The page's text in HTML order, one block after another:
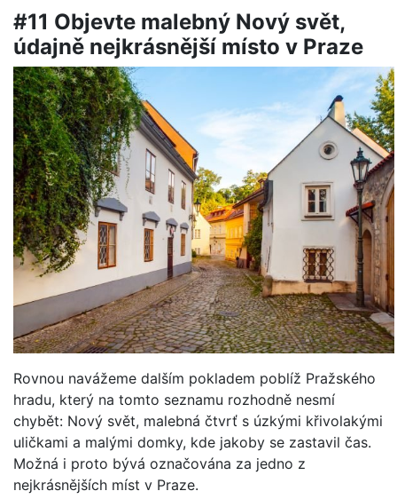
#11 Objevte malebný Nový svět,
údajně nejkrásnější místo v Praze
Rovnou navážeme dalším pokladem poblíž Pražského
hradu, který na tomto seznamu rozhodně nesmí
chybět: Nový svět, malebná čtvrť s úzkými křivolakými
uličkami a malými domky, kde jakoby se zastavil čas.
Možná i proto bývá označována za jedno z
nejkrásnějších míst v Praze.